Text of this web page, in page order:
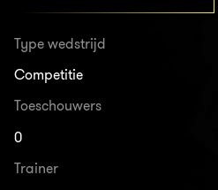
Type wedstrijd
Competitie
Toeschouwers
0
Trainer